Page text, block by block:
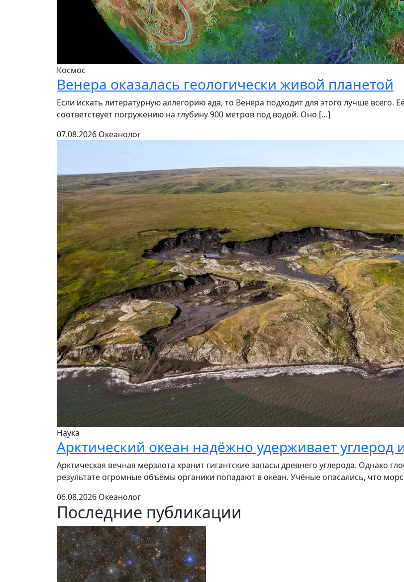
Космос
Венера оказалась геологически живой планетой
Если искать литературную аллегорию ада, то Венера подходит для этого лучше всего.
соответствует погружению на глубину 900 метров под водой. Оно […]
07.08.2026 Океанолог
Наука
Арктический океан надёжно удерживает углерод
Арктическая вечная мерзлота хранит гигантские запасы древнего углерода. Однако
результате огромные объёмы органики попадают в океан. Учёные опасались, что
06.08.2026 Океанолог
Последние публикации